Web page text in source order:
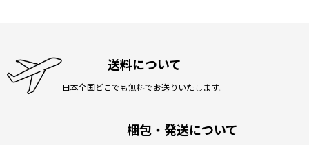
送料について
日本全国どこでも無料でお送りいたします。
梱包・発送について